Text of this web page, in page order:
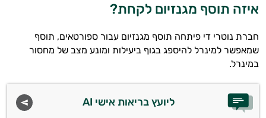
איזה תוסף מגנזיום לקחת?
חברת נוטרי די פיתחה תוסף מגנזיום עבור ספורטאים, תוסף
שמאפשר למינרל להיספג בגוף ביעילות ומונע מצב של מחסור
במינרל.
ליועץ בריאות אישי AI